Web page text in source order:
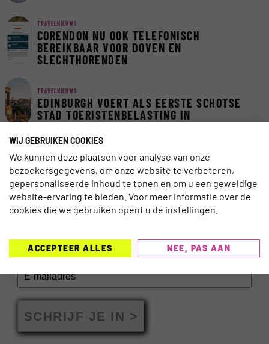
TRAVELNIEUWS
CORENDON NU OOK TELEFONISCH
BEREIKBAAR VOOR DOVEN EN
SLECHTHORENDEN
TRAVELNIEUWS
EDINBURGH VOERT ALS EERSTE SCHOTSE
STAD TOERISTENBELASTING IN
EUROPA BLIJFT FAVORIET IN LAST-
MINUTEMARKT
SCHRIJF JE IN >
WIJ GEBRUIKEN COOKIES
We kunnen deze plaatsen voor analyse van onze
bezoekersgegevens, om onze website te verbeteren,
gepersonaliseerde inhoud te tonen en om u een geweldige
website-ervaring te bieden. Voor meer informatie over de
cookies die we gebruiken opent u de instellingen.
ACCEPTEER ALLES NEE, PAS AAN